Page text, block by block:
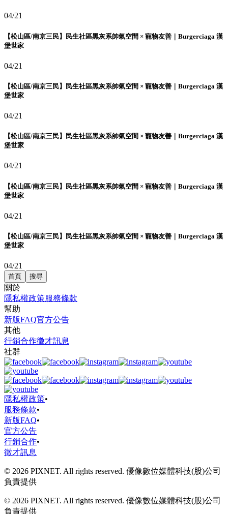
04/21
【松山區/南京三民】民生社區黑灰系帥氣空間 × 寵物友善｜Burgerciaga 漢
堡世家
04/21
【松山區/南京三民】民生社區黑灰系帥氣空間 × 寵物友善｜Burgerciaga 漢
堡世家
04/21
【松山區/南京三民】民生社區黑灰系帥氣空間 × 寵物友善｜Burgerciaga 漢
堡世家
04/21
【松山區/南京三民】民生社區黑灰系帥氣空間 × 寵物友善｜Burgerciaga 漢
堡世家
04/21
【松山區/南京三民】民生社區黑灰系帥氣空間 × 寵物友善｜Burgerciaga 漢
堡世家
04/21
首頁 搜尋
關於
隱私權政策服務條款
幫助
新版FAQ官方公告
其他
行銷合作徵才訊息
社群
隱私權政策•
服務條款•
新版FAQ•
官方公告
行銷合作•
徵才訊息
© 2026 PIXNET. All rights reserved. 優像數位媒體科技(股)公司
負責提供
© 2026 PIXNET. All rights reserved. 優像數位媒體科技(股)公司
負責提供